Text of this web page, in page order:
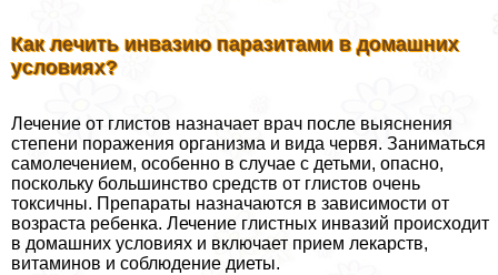
Как лечить инвазию паразитами в домашних
условиях?
Лечение от глистов назначает врач после выяснения
степени поражения организма и вида червя. Заниматься
самолечением, особенно в случае с детьми, опасно,
поскольку большинство средств от глистов очень
токсичны. Препараты назначаются в зависимости от
возраста ребенка. Лечение глистных инвазий происходит
в домашних условиях и включает прием лекарств,
витаминов и соблюдение диеты.